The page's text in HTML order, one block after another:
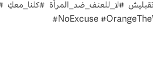
#NoExcuse